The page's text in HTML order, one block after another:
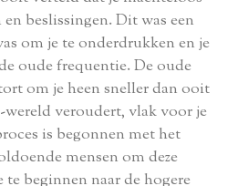
beslissingen. Dit was een
om je te onderdrukken en je
oude frequentie. De oude
om je heen sneller dan ooit
wereld veroudert, vlak voor je
is begonnen met het
mensen om deze
te beginnen naar de hogere